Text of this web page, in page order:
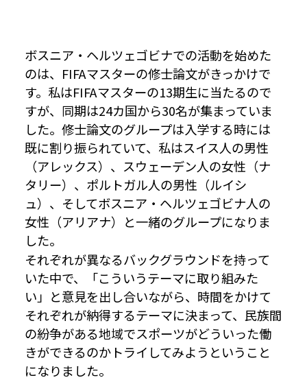
ボスニア・ヘルツェゴビナでの活動を始めた
のは、FIFAマスターの修士論文がきっかけで
す。私はFIFAマスターの13期生に当たるので
すが、同期は24カ国から30名が集まっていま
した。修士論文のグループは入学する時には
既に割り振られていて、私はスイス人の男性
（アレックス）、スウェーデン人の女性（ナ
タリー）、ポルトガル人の男性（ルイシ
ュ）、そしてボスニア・ヘルツェゴビナ人の
女性（アリアナ）と一緒のグループになりま
した。
それぞれが異なるバックグラウンドを持って
いた中で、「こういうテーマに取り組みた
い」と意見を出し合いながら、時間をかけて
それぞれが納得するテーマに決まって、民族間
の紛争がある地域でスポーツがどういった働
きができるのかトライしてみようということ
になりました。